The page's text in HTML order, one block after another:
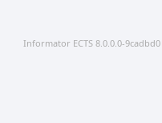
Informator ECTS 8.0.0.0-9cadbd0